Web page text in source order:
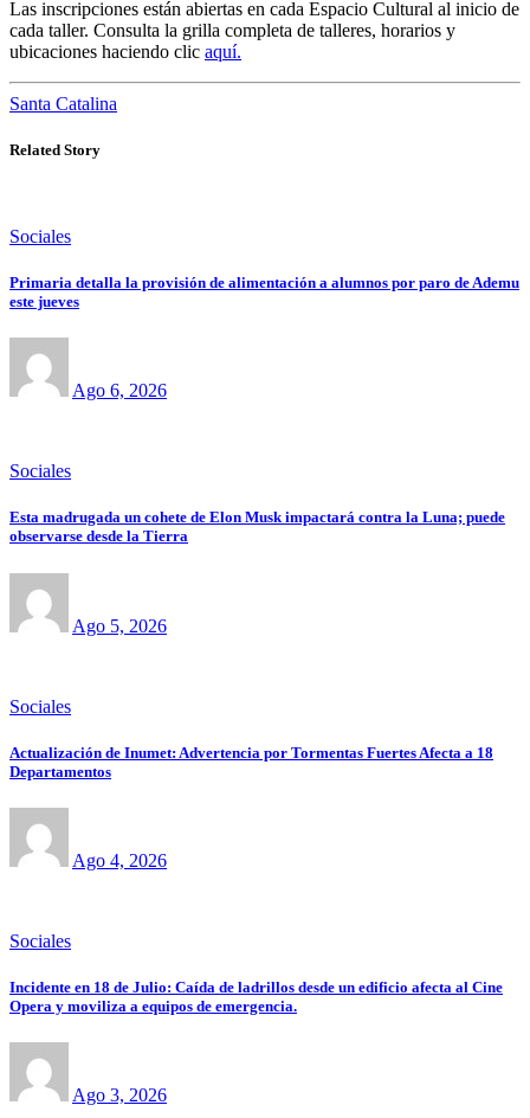
Las inscripciones están abiertas en cada Espacio Cultural al inicio de
cada taller. Consulta la grilla completa de talleres, horarios y
ubicaciones haciendo clic aquí.
Santa Catalina
Related Story
Sociales
Primaria detalla la provisión de alimentación a alumnos por paro de Ademu
este jueves
Ago 6, 2026
Sociales
Esta madrugada un cohete de Elon Musk impactará contra la Luna; puede
observarse desde la Tierra
Ago 5, 2026
Sociales
Actualización de Inumet: Advertencia por Tormentas Fuertes Afecta a 18
Departamentos
Ago 4, 2026
Sociales
Incidente en 18 de Julio: Caída de ladrillos desde un edificio afecta al Cine
Opera y moviliza a equipos de emergencia.
Ago 3, 2026